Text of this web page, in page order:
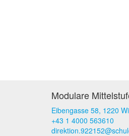
Modulare
Eibengasse 58, 1220
+43 1 4000 563610